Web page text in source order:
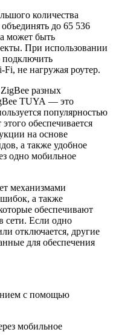
количества
до 65 536
может быть
При использовании
подключить
Fi, не нагружая роутер.
разных
TUYA — это
популярностью
обеспечивается
на основе
а также удобное
одно мобильное
механизмами
а также
обеспечивают
сети. Если одно
отключается, другие
для обеспечения
с помощью
мобильное